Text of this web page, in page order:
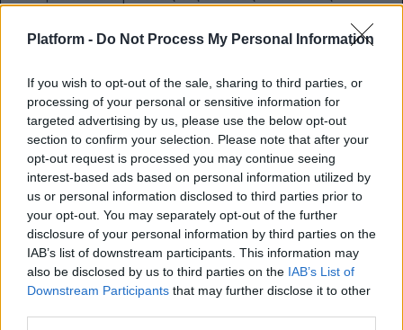
Platform - Do Not Process My Personal Information
If you wish to opt-out of the sale, sharing to third parties, or
processing of your personal or sensitive information for
targeted advertising by us, please use the below opt-out
section to confirm your selection. Please note that after your
opt-out request is processed you may continue seeing
interest-based ads based on personal information utilized by
us or personal information disclosed to third parties prior to
your opt-out. You may separately opt-out of the further
disclosure of your personal information by third parties on the
IAB’s list of downstream participants. This information may
also be disclosed by us to third parties on the IAB’s List of
Downstream Participants that may further disclose it to other
χρησιμοποιήσουν για να καταργήσουν κάθε
σκοτάδι, κι αν στις μέρες που ζούμε θεωρείται
απαγορευμένη κάθε συνάντηση χωρίς απόσταση –
ας μην ξεχνάμε ότι ο έρωτας ήταν πάντα και
εξακολουθεί να είναι μια επαναστατική πράξη.
Πηγή
ΠΡΟΗΓΟΎΜΕΝΟ ΆΡΘΡΟ: ΕΣΎ ΜΠΟΡΕΊΣ ΝΑ
ΠΡΟΗΓ ΕΠΌΜΕΝΟ ΆΡΘΡΟ:
ΕΠΌΜΕΝΟ